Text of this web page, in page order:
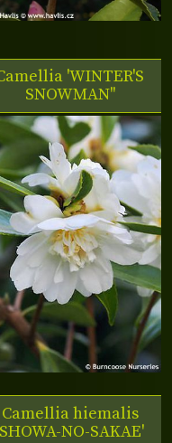
'WINTER'S
SNOWMAN''
Camellia hiemalis
NO-SAKAE'